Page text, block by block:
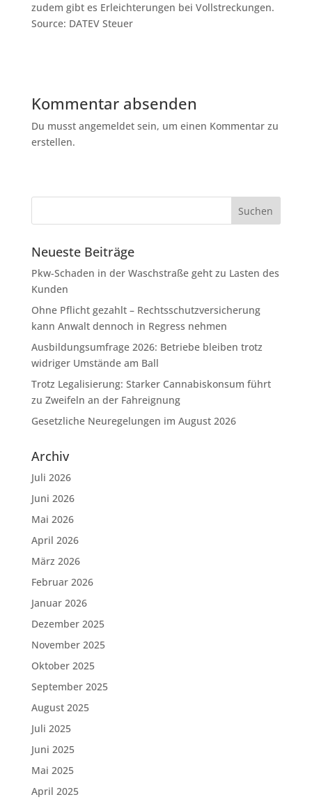
zudem gibt es Erleichterungen bei Vollstreckungen.
Source: DATEV Steuer
Kommentar absenden
Du musst angemeldet sein, um einen Kommentar zu
erstellen.
Neueste Beiträge
Pkw-Schaden in der Waschstraße geht zu Lasten des
Kunden
Ohne Pflicht gezahlt – Rechtsschutzversicherung
kann Anwalt dennoch in Regress nehmen
Ausbildungsumfrage 2026: Betriebe bleiben trotz
widriger Umstände am Ball
Trotz Legalisierung: Starker Cannabiskonsum führt
zu Zweifeln an der Fahreignung
Gesetzliche Neuregelungen im August 2026
Archiv
Juli 2026
Juni 2026
Mai 2026
April 2026
März 2026
Februar 2026
Januar 2026
Dezember 2025
November 2025
Oktober 2025
September 2025
August 2025
Juli 2025
Juni 2025
Mai 2025
April 2025